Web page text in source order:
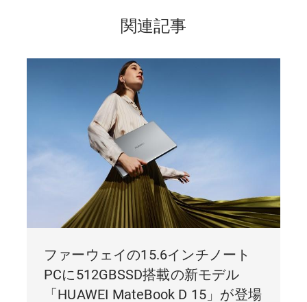
関連記事
ファーウェイの15.6インチノート
PCに512GBSSD搭載の新モデル
「HUAWEI MateBook D 15」が登場